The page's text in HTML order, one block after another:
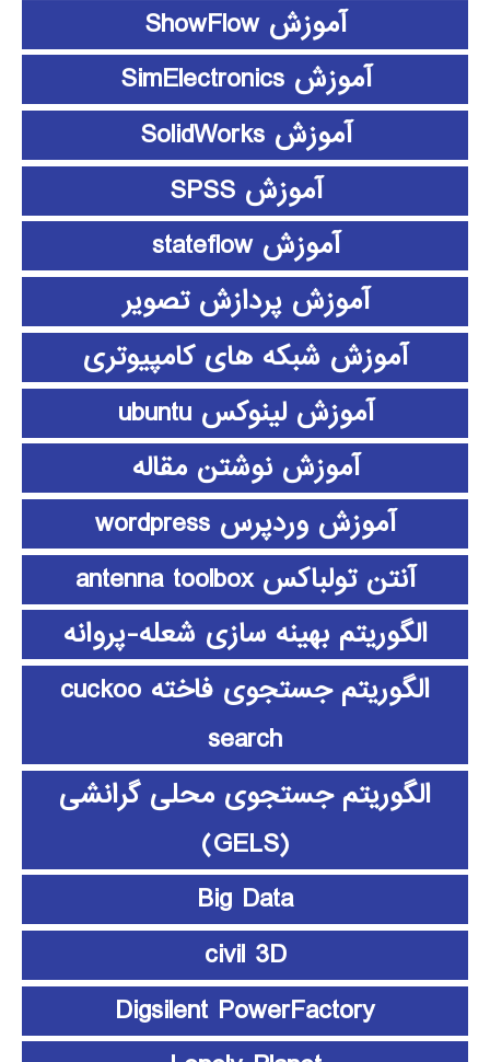
آموزش ShowFlow
آموزش SimElectronics
آموزش SolidWorks
آموزش SPSS
آموزش stateflow
آموزش پردازش تصویر
آموزش شبکه های کامپیوتری
آموزش لینوکس ubuntu
آموزش نوشتن مقاله
آموزش وردپرس wordpress
آنتن تولباکس antenna toolbox
الگوریتم بهینه سازی شعله-پروانه
الگوریتم جستجوی فاخته cuckoo
search
الگوریتم جستجوی محلی گرانشی
(GELS)
Big Data
civil 3D
Digsilent PowerFactory